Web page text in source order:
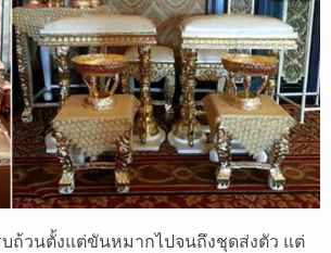
ถ้วนตั้งแต่ขันหมากไปจนถึงชุดส่งตัว แต่